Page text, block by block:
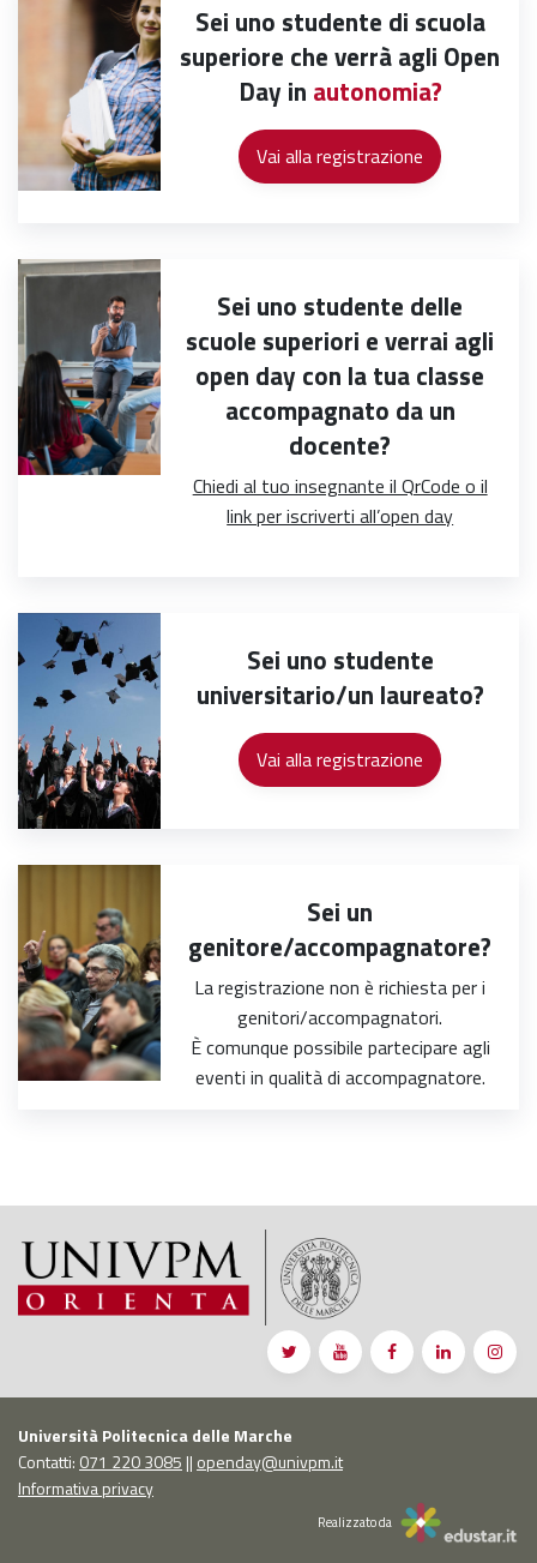
Sei uno studente di scuola
superiore che verrà agli Open
Day in autonomia?
Sei uno studente delle
scuole superiori e verrai agli
open day con la tua classe
accompagnato da un
docente?
Chiedi al tuo insegnante il QrCode o il
link per iscriverti all’open day
Sei uno studente
universitario/un laureato?
Sei un
genitore/accompagnatore?
La registrazione non è richiesta per i
genitori/accompagnatori.
È comunque possibile partecipare agli
eventi in qualità di accompagnatore.
Università Politecnica delle Marche
Contatti: 071 220 3085 || openday@univpm.it
Informativa privacy
Realizzato da